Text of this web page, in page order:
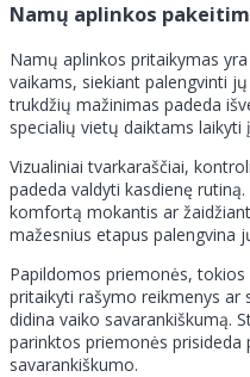
Namų aplinkos
Namų aplinkos pritaikymas
vaikams, siekiant palengvinti
trukdžių mažinimas padeda
specialių vietų daiktams
Vizualiniai tvarkaraščiai,
padeda valdyti kasdienę
komfortą mokantis ar
mažesnius etapus palengvina
Papildomos priemonės,
pritaikyti rašymo reikmenys ar
didina vaiko savarankiškumą.
parinktos priemonės prisideda
savarankiškumo.